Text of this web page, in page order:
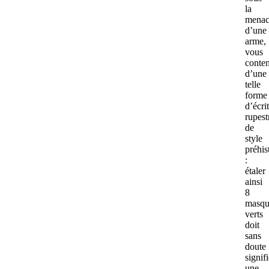
la
d’une
arme,
vous
d’une
telle
forme
de
style
:
étaler
ainsi
8
verts
doit
sans
doute